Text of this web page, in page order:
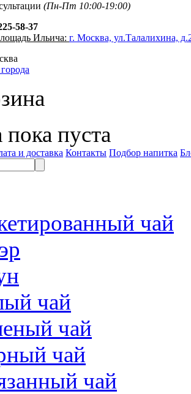
(Пн-Пт 10:00-19:00)
58-37
Ильича: г. Москва, ул.Талалихина,
пуста
и доставка Контакты Подбор напитка
чай
чай
чай
чай
чай